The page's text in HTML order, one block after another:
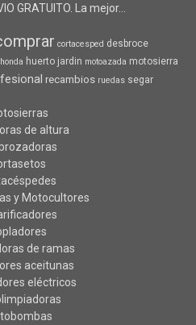
GRATUITO. La mejor...
cortacesped desbroce
honda huerto jardin motoazada motosierra
recambios ruedas segar
de altura
y Motocultores
de ramas
aceitunas
eléctricos